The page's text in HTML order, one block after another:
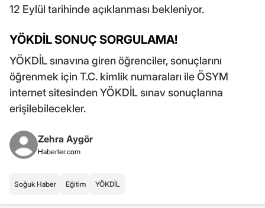
12 Eylül tarihinde açıklanması bekleniyor.
YÖKDİL SONUÇ SORGULAMA!
YÖKDİL sınavına giren öğrenciler, sonuçlarını
öğrenmek için T.C. kimlik numaraları ile ÖSYM
internet sitesinden YÖKDİL sınav sonuçlarına
erişilebilecekler.
Zehra Aygör
Haberler.com
Soğuk Haber Eğitim YÖKDİL